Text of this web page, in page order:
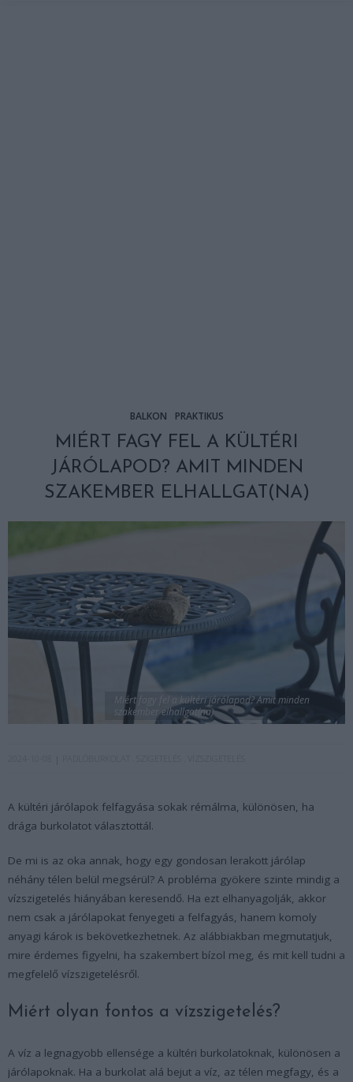
BALKON PRAKTIKUS
MIÉRT FAGY FEL A KÜLTÉRI
JÁRÓLAPOD? AMIT MINDEN
SZAKEMBER ELHALLGAT(NA)
Miért fagy fel a kültéri járólapod? Amit minden
szakember elhallgat(na)
A kültéri járólapok felfagyása sokak rémálma, különösen, ha
drága burkolatot választottál.
De mi is az oka annak, hogy egy gondosan lerakott járólap
néhány télen belül megsérül? A probléma gyökere szinte mindig a
vízszigetelés hiányában keresendő. Ha ezt elhanyagolják, akkor
nem csak a járólapokat fenyegeti a felfagyás, hanem komoly
anyagi károk is bekövetkezhetnek. Az alábbiakban megmutatjuk,
mire érdemes figyelni, ha szakembert bízol meg, és mit kell tudni a
megfelelő vízszigetelésről.
Miért olyan fontos a vízszigetelés?
A víz a legnagyobb ellensége a kültéri burkolatoknak, különösen a
járólapoknak. Ha a burkolat alá bejut a víz, az télen megfagy, és a